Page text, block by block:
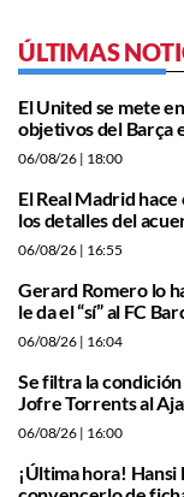
ÚLTIMAS
El United se mete
objetivos del Barça
06/08/26 | 18:00
El Real Madrid
los detalles del
06/08/26 | 16:55
Gerard Romero lo
le da el “sí” al FC
06/08/26 | 16:04
Se filtra la
Jofre Torrents al
06/08/26 | 16:00
¡Última hora! Hansi